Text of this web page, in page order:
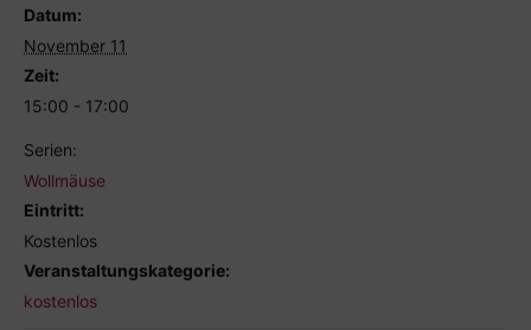
Datum:
November 11
Zeit:
15:00 - 17:00
Serien:
Wollmäuse
Eintritt:
Kostenlos
Veranstaltungskategorie:
kostenlos